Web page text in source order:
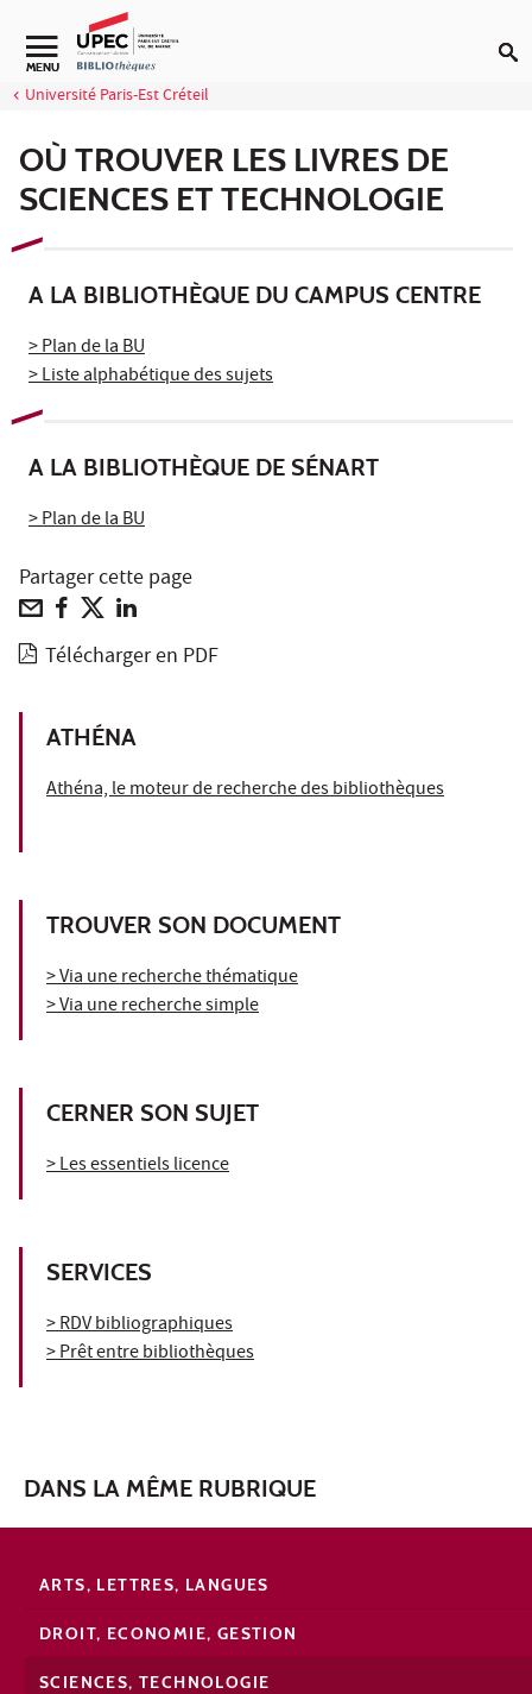
Aller au contenu
Navigation secondaire
MENU
Université Paris-Est Créteil
OÙ TROUVER LES LIVRES DE
SCIENCES ET TECHNOLOGIE
A LA BIBLIOTHÈQUE DU CAMPUS CENTRE
> Plan de la BU
> Liste alphabétique des sujets
A LA BIBLIOTHÈQUE DE SÉNART
> Plan de la BU
Partager cette page
Télécharger en PDF
ATHÉNA
Athéna, le moteur de recherche des bibliothèques
TROUVER SON DOCUMENT
> Via une recherche thématique
> Via une recherche simple
CERNER SON SUJET
> Les essentiels licence
SERVICES
> RDV bibliographiques
> Prêt entre bibliothèques
DANS LA MÊME RUBRIQUE
ARTS, LETTRES, LANGUES
DROIT, ECONOMIE, GESTION
SCIENCES, TECHNOLOGIE